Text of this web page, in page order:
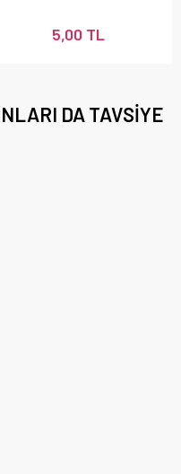
5,00 TL
DA TAVSIYE